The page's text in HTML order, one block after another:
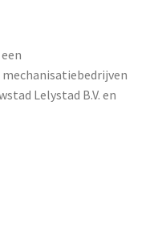
Lelystad B.V. en